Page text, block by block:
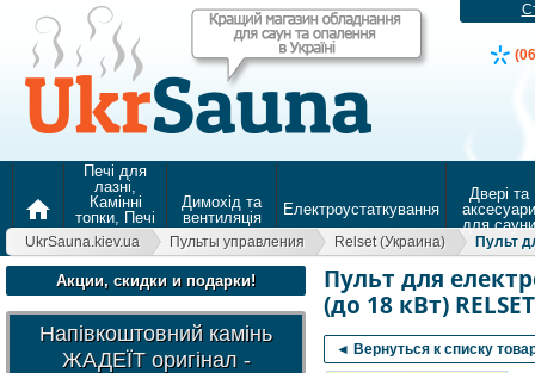
home
Печі для
лазні,
Камінні
топки, Печі
для
опалення
Димохід та
вентиляція
Електроустаткування
Двері та
аксесуари
для сауни
UkrSauna.kiev.ua Пульты управления Relset (Украина) Пульт
Акции, скидки и подарки!
Напівкоштовний камінь
ЖАДЕЇТ оригінал -
Пульт для
(до 18 кВт)
◄ Вернуться к списку